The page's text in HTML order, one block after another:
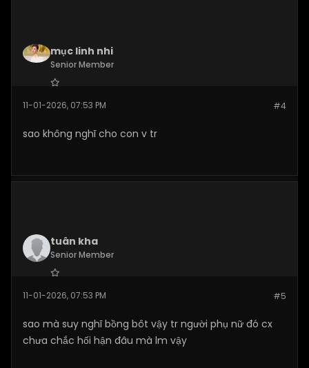
mục linh nhi
Senior Member
Posts: 181 #4
11-01-2026, 07:53 PM
sao không nghĩ cho con v tr
tuân kha
Senior Member
Posts: 189 #5
11-01-2026, 07:53 PM
sao mà suy nghĩ bồng bôt vậy tr người phụ nữ đó cx
chưa chắc hối hận đâu mà lm vậy